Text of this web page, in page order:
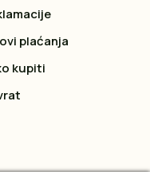
plaćanja
kupiti